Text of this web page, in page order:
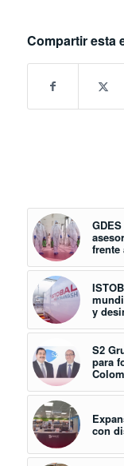
Compartir esta
frente
y
S2
para
con